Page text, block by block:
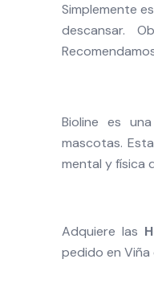
Simplemente
descansar.
Bioline es
mascotas.
mental y física
Adquiere las
pedido en Viña